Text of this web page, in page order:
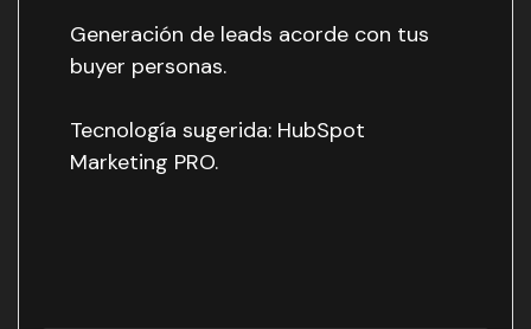
Generación de leads acorde con tus
buyer personas.
Tecnología sugerida: HubSpot
Marketing PRO.